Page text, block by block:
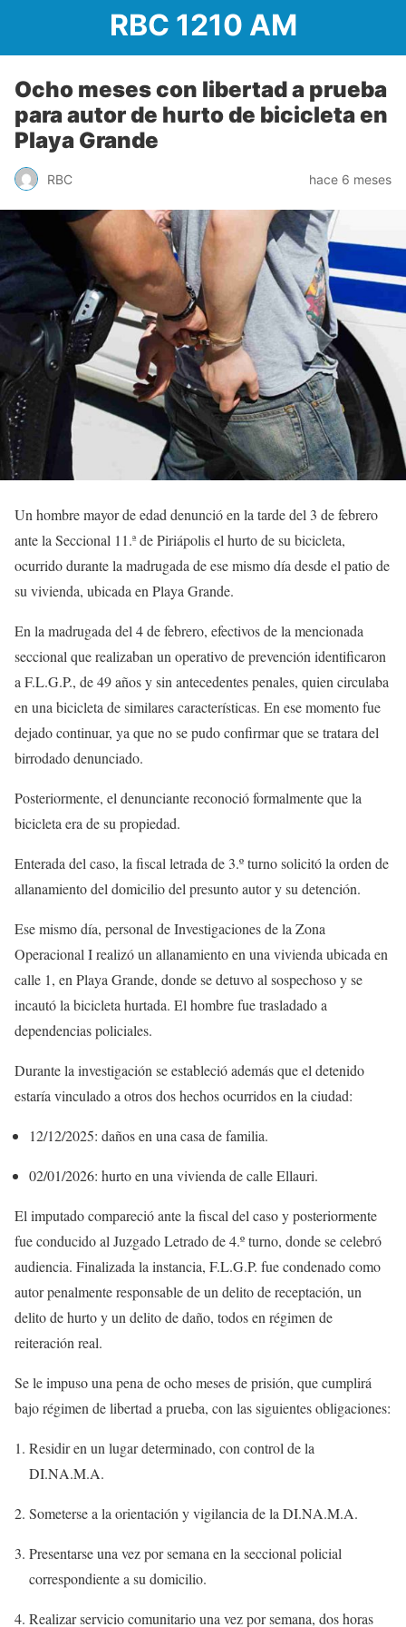
RBC 1210 AM
Ocho meses con libertad a prueba
para autor de hurto de bicicleta en
Playa Grande
RBC hace 6 meses
Un hombre mayor de edad denunció en la tarde del 3 de febrero
ante la Seccional 11.ª de Piriápolis el hurto de su bicicleta,
ocurrido durante la madrugada de ese mismo día desde el patio de
su vivienda, ubicada en Playa Grande.
En la madrugada del 4 de febrero, efectivos de la mencionada
seccional que realizaban un operativo de prevención identificaron
a F.L.G.P., de 49 años y sin antecedentes penales, quien circulaba
en una bicicleta de similares características. En ese momento fue
dejado continuar, ya que no se pudo confirmar que se tratara del
birrodado denunciado.
Posteriormente, el denunciante reconoció formalmente que la
bicicleta era de su propiedad.
Enterada del caso, la fiscal letrada de 3.º turno solicitó la orden de
allanamiento del domicilio del presunto autor y su detención.
Ese mismo día, personal de Investigaciones de la Zona
Operacional I realizó un allanamiento en una vivienda ubicada en
calle 1, en Playa Grande, donde se detuvo al sospechoso y se
incautó la bicicleta hurtada. El hombre fue trasladado a
dependencias policiales.
Durante la investigación se estableció además que el detenido
estaría vinculado a otros dos hechos ocurridos en la ciudad:
12/12/2025: daños en una casa de familia.
02/01/2026: hurto en una vivienda de calle Ellauri.
El imputado compareció ante la fiscal del caso y posteriormente
fue conducido al Juzgado Letrado de 4.º turno, donde se celebró
audiencia. Finalizada la instancia, F.L.G.P. fue condenado como
autor penalmente responsable de un delito de receptación, un
delito de hurto y un delito de daño, todos en régimen de
reiteración real.
Se le impuso una pena de ocho meses de prisión, que cumplirá
bajo régimen de libertad a prueba, con las siguientes obligaciones:
Residir en un lugar determinado, con control de la
DI.NA.M.A.
Someterse a la orientación y vigilancia de la DI.NA.M.A.
Presentarse una vez por semana en la seccional policial
correspondiente a su domicilio.
Realizar servicio comunitario una vez por semana, dos horas